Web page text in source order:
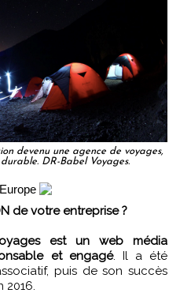
devenu une agence de voyages,
DR-Babel Voyages.
de votre entreprise ?
est un web média
et engagé. Il a été
puis de son succès
2016.